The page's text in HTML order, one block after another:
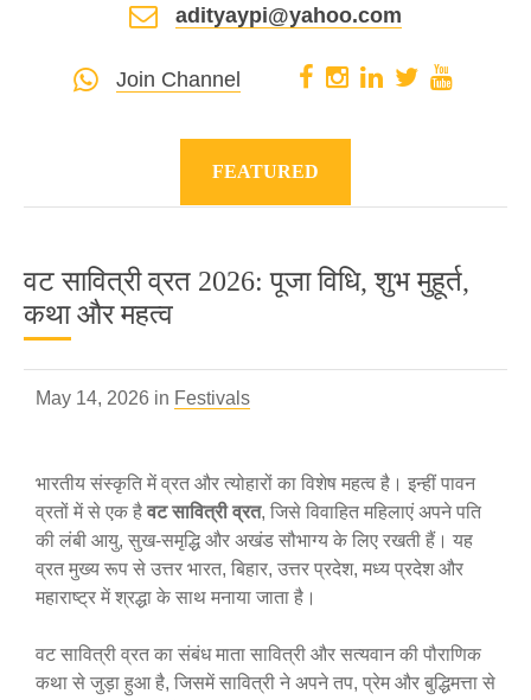
adityaypi@yahoo.com
Join Channel
FEATURED
वट सावित्री व्रत 2026: पूजा विधि, शुभ मुहूर्त,
कथा और महत्व
May 14, 2026 in Festivals
भारतीय संस्कृति में व्रत और त्योहारों का विशेष महत्व है। इन्हीं पावन
व्रतों में से एक हैवट सावित्री व्रत, जिसे विवाहित महिलाएं अपने पति
की लंबी आयु, सुख-समृद्धि और अखंड सौभाग्य के लिए रखती हैं। यह
व्रत मुख्य रूप से उत्तर भारत, बिहार, उत्तर प्रदेश, मध्य प्रदेश और
महाराष्ट्र में श्रद्धा के साथ मनाया जाता है।
वट सावित्री व्रत का संबंध माता सावित्री और सत्यवान की पौराणिक
कथा से जुड़ा हुआ है, जिसमें सावित्री ने अपने तप, प्रेम और बुद्धिमत्ता से